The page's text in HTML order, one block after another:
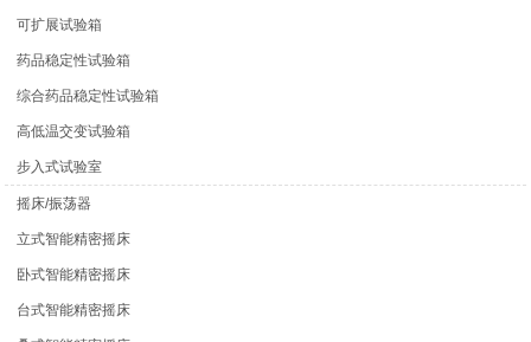
可扩展试验箱
药品稳定性试验箱
综合药品稳定性试验箱
高低温交变试验箱
步入式试验室
摇床/振荡器
立式智能精密摇床
卧式智能精密摇床
台式智能精密摇床